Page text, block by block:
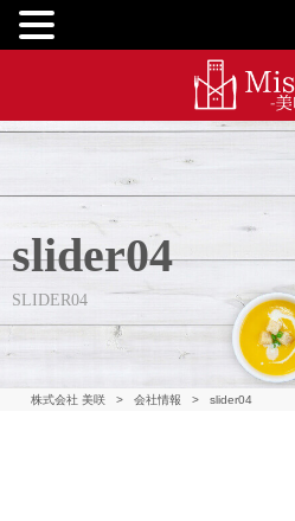
slider04
SLIDER04
株式会社 美咲 > 会社情報 > slider04